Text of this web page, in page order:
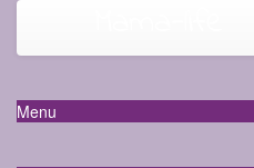
Menu